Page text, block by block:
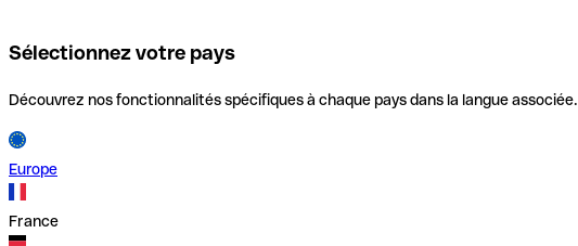
Sélectionnez votre pays
Découvrez nos fonctionnalités spécifiques à chaque pays dans la langue associée.
Europe
France